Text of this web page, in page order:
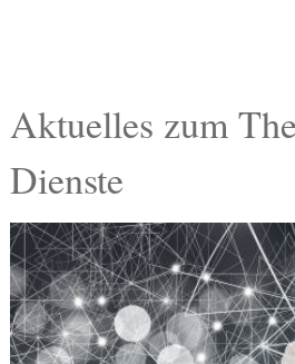
Verkehr
Gesundheit
Sport
Termine
Kostenlos
Aktuelles zum
Dienste